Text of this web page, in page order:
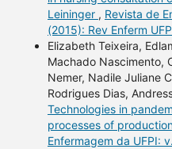
Leininger , Revista de
(2015): Rev Enferm
Elizabeth Teixeira,
Machado Nascimento,
Nemer, Nadile Juliane
Rodrigues Dias,
Technologies in
processes of
Enfermagem da UFPI: